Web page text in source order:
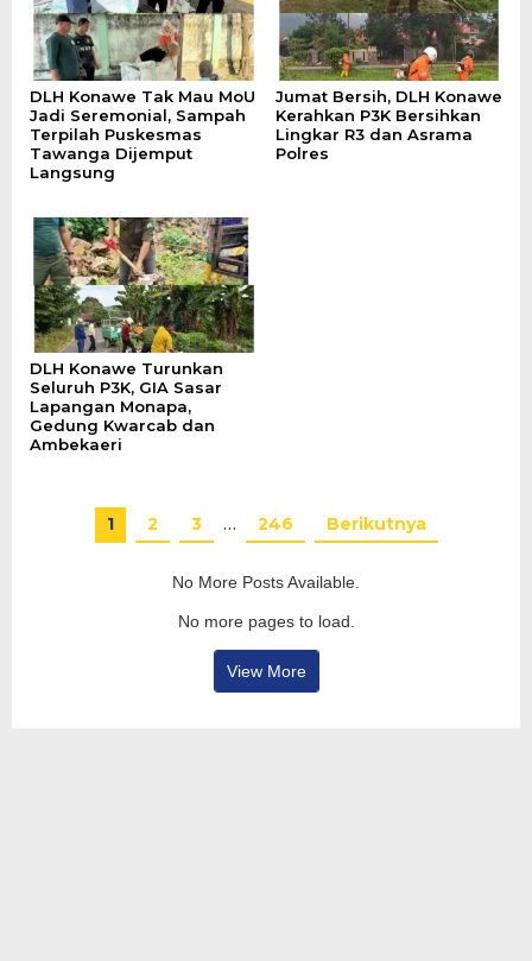
DLH Konawe Tak Mau MoU
Jadi Seremonial, Sampah
Terpilah Puskesmas
Tawanga Dijemput
Langsung
Jumat Bersih, DLH Konawe
Kerahkan P3K Bersihkan
Lingkar R3 dan Asrama
Polres
DLH Konawe Turunkan
Seluruh P3K, GIA Sasar
Lapangan Monapa,
Gedung Kwarcab dan
Ambekaeri
1 2 3 … 246 Berikutnya
No More Posts Available.
No more pages to load.
View More